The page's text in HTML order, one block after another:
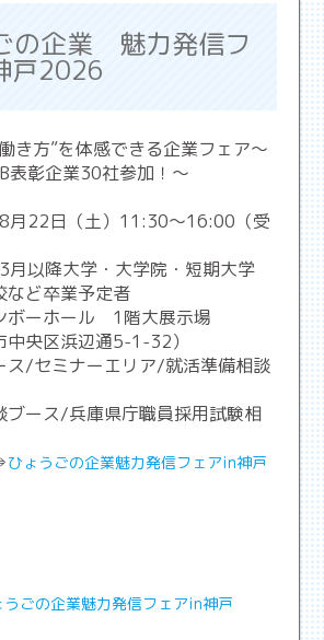
の企業 魅力発信フ
戸2026
き方”を体感できる企業フェア～
表彰企業30社参加！～
月22日（土）11:30～16:00（受
以降大学・大学院・短期大学
卒業予定者
ボーホール 1階大展示場
区浜辺通5-1-32）
ス/セミナーエリア/就活準備相談
ス/兵庫県庁職員採用試験相
ひょうごの企業魅力発信フェアin神戸
うごの企業魅力発信フェアin神戸